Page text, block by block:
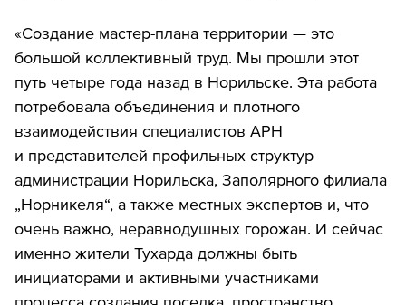
«Создание мастер-плана территории — это
большой коллективный труд. Мы прошли этот
путь четыре года назад в Норильске. Эта работа
потребовала объединения и плотного
взаимодействия специалистов АРН
и представителей профильных структур
администрации Норильска, Заполярного филиала
„Норникеля“, а также местных экспертов и, что
очень важно, неравнодушных горожан. И сейчас
именно жители Тухарда должны быть
инициаторами и активными участниками